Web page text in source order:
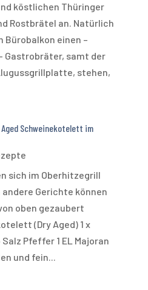
köstlichen Thüringer
Rostbrätel an. Natürlich
Bürobalkon einen –
Gastrobräter, samt der
stehen,
Schweinekotelett im
sich im Oberhitzegrill
Gerichte können
oben gezaubert
(Dry Aged) 1 x
Pfeffer 1 EL Majoran
und fein...